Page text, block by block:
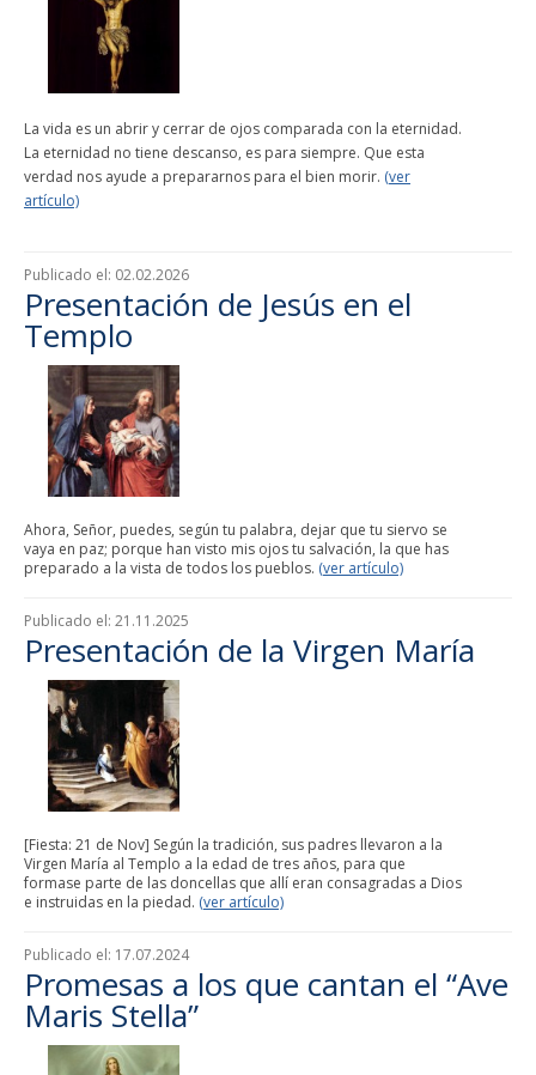
La vida es un abrir y cerrar de ojos comparada con la eternidad.
La eternidad no tiene descanso, es para siempre. Que esta
verdad nos ayude a prepararnos para el bien morir. (ver
artículo)
Publicado el: 02.02.2026
Presentación de Jesús en el
Templo
Ahora, Señor, puedes, según tu palabra, dejar que tu siervo se
vaya en paz; porque han visto mis ojos tu salvación, la que has
preparado a la vista de todos los pueblos. (ver artículo)
Publicado el: 21.11.2025
Presentación de la Virgen María
[Fiesta: 21 de Nov] Según la tradición, sus padres llevaron a la
Virgen María al Templo a la edad de tres años, para que
formase parte de las doncellas que allí eran consagradas a Dios
e instruidas en la piedad. (ver artículo)
Publicado el: 17.07.2024
Promesas a los que cantan el “Ave
Maris Stella”